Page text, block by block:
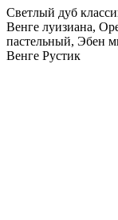
Светлый дуб
Венге луизиана,
пастельный, Эбен
Венге Рустик